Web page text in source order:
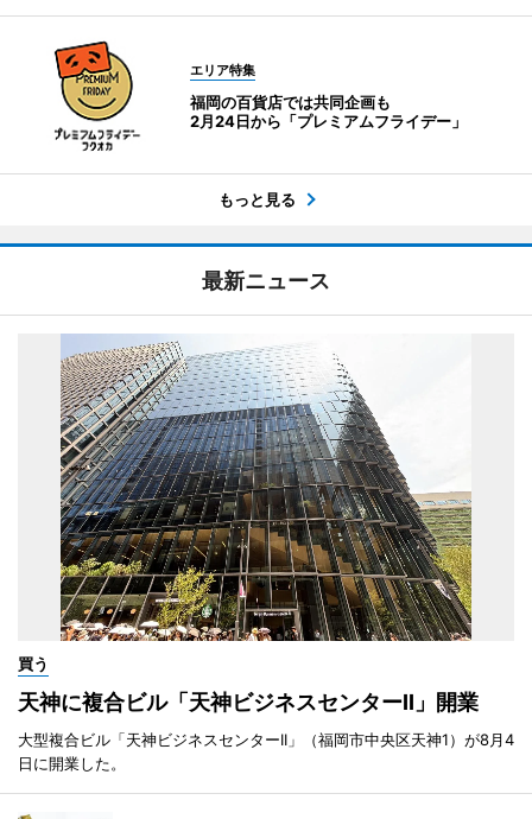
エリア特集
福岡の百貨店では共同企画も
2月24日から「プレミアムフライデー」
もっと見る
最新ニュース
買う
天神に複合ビル「天神ビジネスセンターII」開業
大型複合ビル「天神ビジネスセンターII」（福岡市中央区天神1）が8月4
日に開業した。